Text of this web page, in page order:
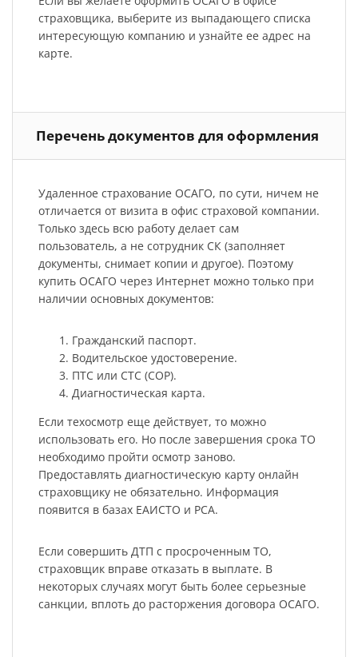
страховщика, выберите из выпадающего списка
интересующую компанию и узнайте ее адрес на
карте.
Перечень документов для оформления
Удаленное страхование ОСАГО, по сути, ничем не
отличается от визита в офис страховой компании.
Только здесь всю работу делает сам
пользователь, а не сотрудник СК (заполняет
документы, снимает копии и другое). Поэтому
купить ОСАГО через Интернет можно только при
наличии основных документов:
Гражданский паспорт.
Водительское удостоверение.
ПТС или СТС (СОР).
Диагностическая карта.
Если техосмотр еще действует, то можно
использовать его. Но после завершения срока ТО
необходимо пройти осмотр заново.
Предоставлять диагностическую карту онлайн
страховщику не обязательно. Информация
появится в базах ЕАИСТО и РСА.
Если совершить ДТП с просроченным ТО,
страховщик вправе отказать в выплате. В
некоторых случаях могут быть более серьезные
санкции, вплоть до расторжения договора ОСАГО.